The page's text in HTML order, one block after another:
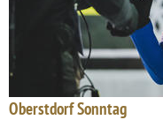
Oberstdorf Sonntag